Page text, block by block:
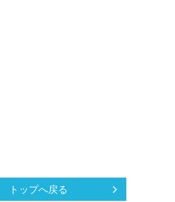
トップへ戻る